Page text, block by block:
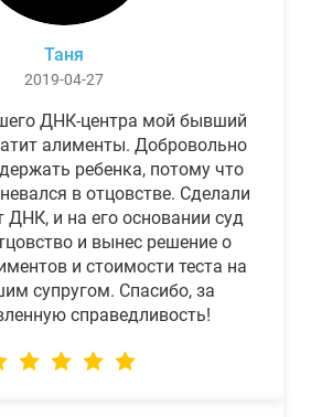
Таня
2019-04-27
ДНК-центра мой бывший
алименты. Добровольно
ребенка, потому что
в отцовстве. Сделали
ДНК, и на его основании суд
и вынес решение о
и стоимости теста на
супругом. Спасибо, за
справедливость!